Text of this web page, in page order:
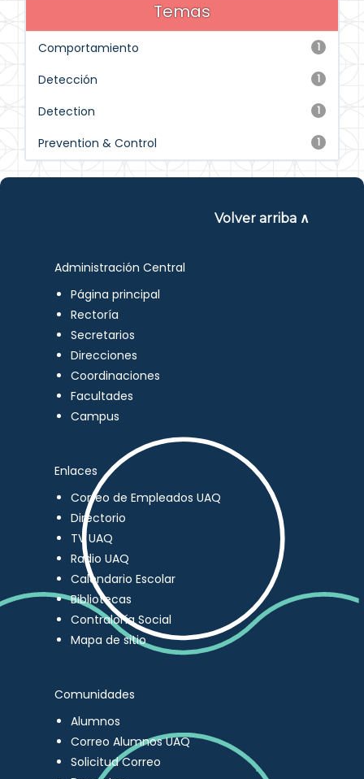
Temas
1
Comportamiento
1
Detección
1
Detection
1
Prevention & Control
Volver arriba ∧
Administración Central
Página principal
Rectoría
Secretarios
Direcciones
Coordinaciones
Facultades
Campus
Enlaces
Correo de Empleados UAQ
Directorio
TV UAQ
Radio UAQ
Calendario Escolar
Bibliotecas
Contraloría Social
Mapa de sitio
Comunidades
Alumnos
Correo Alumnos UAQ
Solicitud Correo